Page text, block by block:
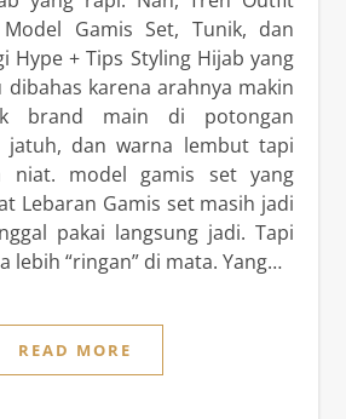
Gamis Set, Tunik, dan
Hype + Tips Styling Hijab yang
dibahas karena arahnya makin
brand main di potongan
jatuh, dan warna lembut tapi
niat. model gamis set yang
Lebaran Gamis set masih jadi
pakai langsung jadi. Tapi
lebih “ringan” di mata. Yang…
READ MORE